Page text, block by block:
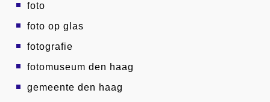
foto
foto op glas
fotografie
fotomuseum den haag
gemeente den haag